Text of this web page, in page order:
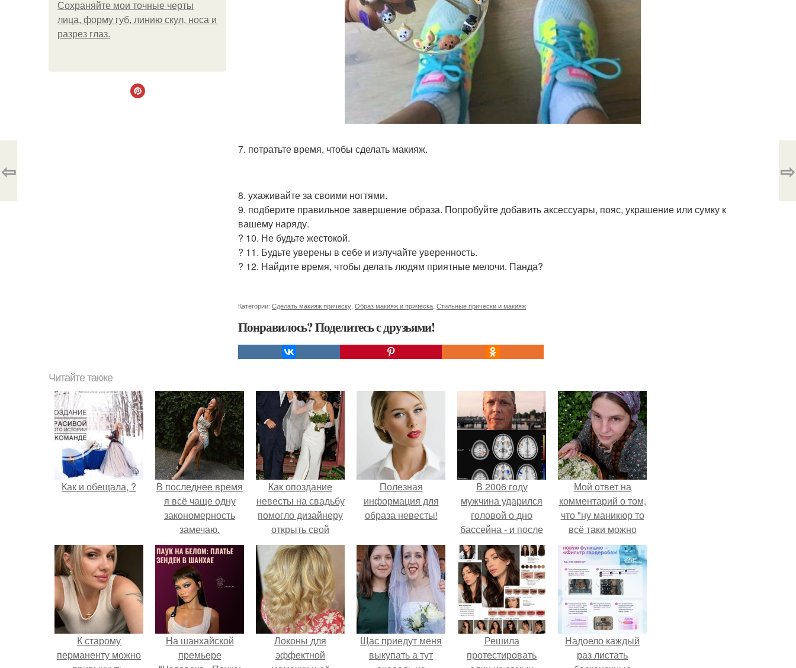
Сохраняйте мои точные черты
лица, форму губ, линию скул, носа и
разрез глаз.
7. потратьте время, чтобы сделать макияж.
8. ухаживайте за своими ногтями.
9. подберите правильное завершение образа. Попробуйте добавить аксессуары, пояс, украшение или сумку к
вашему наряду.
? 10. Не будьте жестокой.
? 11. Будьте уверены в себе и излучайте уверенность.
? 12. Найдите время, чтобы делать людям приятные мелочи. Панда?
Категории: Сделать макияж прическу Образ макияж и прическа Стильные прически и макияж
Понравилось? Поделитесь с друзьями!
⇦ ⇨
Читайте также
Как и обещала, ?
В последнее время
я всё чаще одну
закономерность
замечаю.
Как опоздание
невесты на свадьбу
помогло дизайнеру
открыть свой
бренд.
Полезная
информация для
образа невесты!
В 2006 году
мужчина ударился
головой о дно
бассейна - и после
этого его жизнь
изменилась самым
странным образом.
Мой ответ на
комментарий о том,
что "ну маникюр то
всё таки можно
было бы сделать.
К старому
перманенту можно
На шанхайской
премьере
Локоны для
эффектной
Щас приедут меня
выкупать а тут
Решила
протестировать
Надоело каждый
раз листать